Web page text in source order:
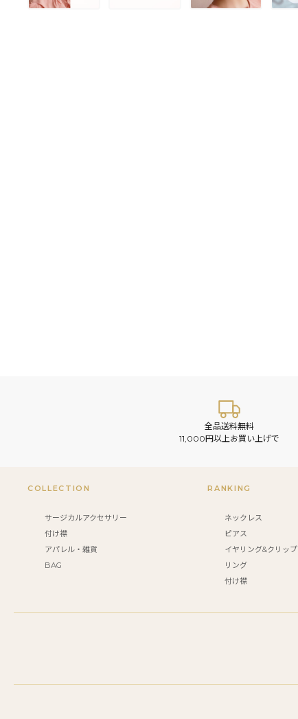
全品送料無料
11,000円以上お買い上げで
COLLECTION
サージカルアクセサリー
付け襟
アパレル・雑貨
BAG
RANKING
ネックレス
ピアス
イヤリング&クリップ
リング
付け襟